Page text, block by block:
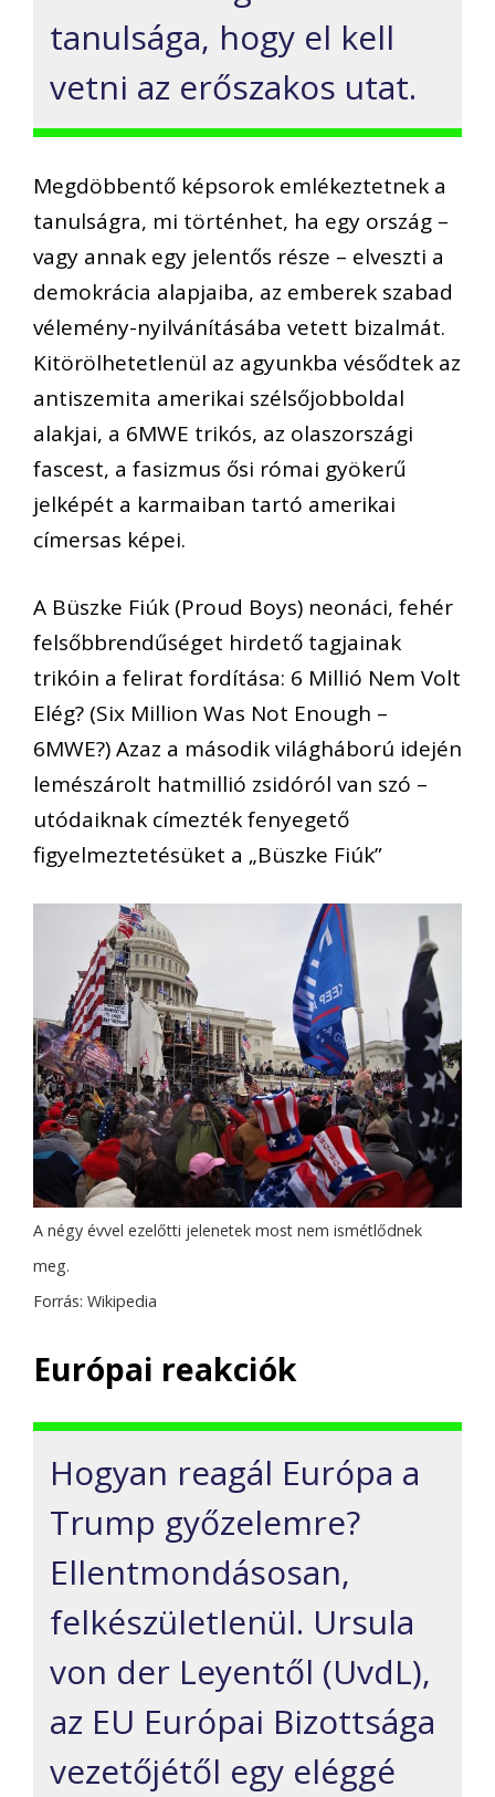
tanulsága, hogy el kell
vetni az erőszakos utat.
Megdöbbentő képsorok emlékeztetnek a
tanulságra, mi történhet, ha egy ország –
vagy annak egy jelentős része – elveszti a
demokrácia alapjaiba, az emberek szabad
vélemény-nyilvánításába vetett bizalmát.
Kitörölhetetlenül az agyunkba vésődtek az
antiszemita amerikai szélsőjobboldal
alakjai, a 6MWE trikós, az olaszországi
fascest, a fasizmus ősi római gyökerű
jelképét a karmaiban tartó amerikai
címersas képei.
A Büszke Fiúk (Proud Boys) neonáci, fehér
felsőbbrendűséget hirdető tagjainak
trikóin a felirat fordítása: 6 Millió Nem Volt
Elég? (Six Million Was Not Enough –
6MWE?) Azaz a második világháború idején
lemészárolt hatmillió zsidóról van szó –
utódaiknak címezték fenyegető
figyelmeztetésüket a „Büszke Fiúk”
A négy évvel ezelőtti jelenetek most nem ismétlődnek
meg.
Forrás: Wikipedia
Európai reakciók
Hogyan reagál Európa a
Trump győzelemre?
Ellentmondásosan,
felkészületlenül. Ursula
von der Leyentől (UvdL),
az EU Európai Bizottsága
vezetőjétől egy eléggé